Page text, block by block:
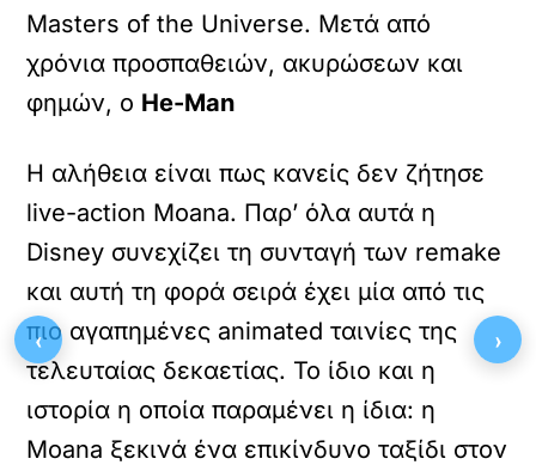
Masters of the Universe. Μετά από
χρόνια προσπαθειών, ακυρώσεων και
φημών, ο He-Man
Η αλήθεια είναι πως κανείς δεν ζήτησε
live-action Moana. Παρ’ όλα αυτά η
Disney συνεχίζει τη συνταγή των remake
και αυτή τη φορά σειρά έχει μία από τις
πιο αγαπημένες animated ταινίες της
τελευταίας δεκαετίας. Το ίδιο και η
ιστορία η οποία παραμένει η ίδια: η
Moana ξεκινά ένα επικίνδυνο ταξίδι στον
‹ ›